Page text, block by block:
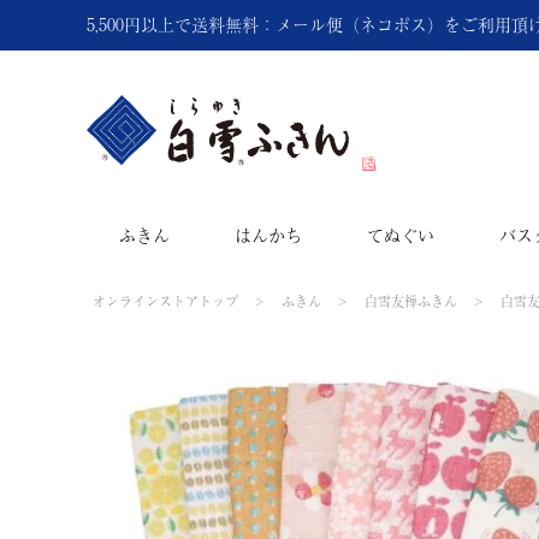
5,500円以上で送料無料：メール便（ネコポス）をご利用頂
ふきん はんかち てぬぐい バス
オンラインストアトップ ふきん 白雪友禅ふきん 白雪